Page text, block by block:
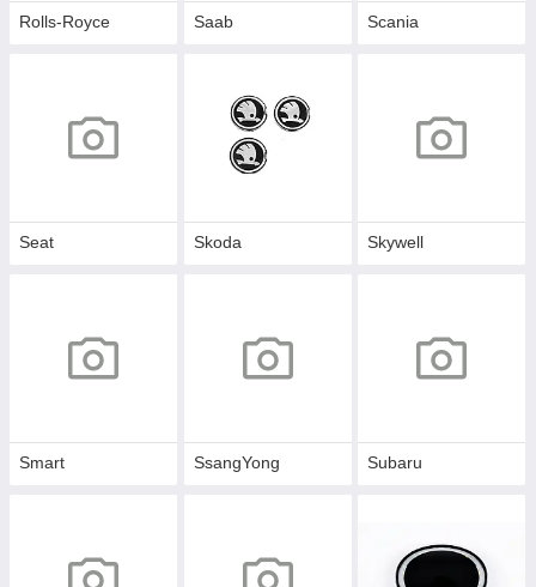
Rolls-Royce Saab Scania
Seat Skoda Skywell
Smart SsangYong Subaru